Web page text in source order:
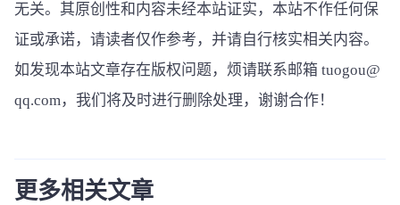
无关。其原创性和内容未经本站证实，本站不作任何保
证或承诺，请读者仅作参考，并请自行核实相关内容。
如发现本站文章存在版权问题，烦请联系邮箱 tuogou@
qq.com，我们将及时进行删除处理，谢谢合作！
更多相关文章